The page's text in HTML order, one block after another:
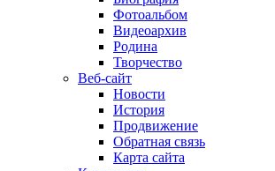
Фотоальбом
Видеоархив
Родина
Творчество
Веб-сайт
Новости
История
Продвижение
Обратная связь
Карта сайта